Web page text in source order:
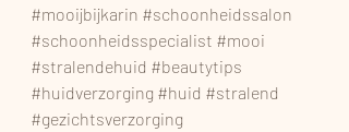
#mooijbijkarin #schoonheidssalon
#schoonheidsspecialist #mooi
#stralendehuid #beautytips
#huidverzorging #huid #stralend
#gezichtsverzorging